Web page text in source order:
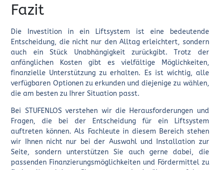
Fazit
Die Investition in ein Liftsystem ist eine bedeutende
Entscheidung, die nicht nur den Alltag erleichtert, sondern
auch ein Stück Unabhängigkeit zurückgibt. Trotz der
anfänglichen Kosten gibt es vielfältige Möglichkeiten,
finanzielle Unterstützung zu erhalten. Es ist wichtig, alle
verfügbaren Optionen zu erkunden und diejenige zu wählen,
die am besten zu Ihrer Situation passt.
Bei STUFENLOS verstehen wir die Herausforderungen und
Fragen, die bei der Entscheidung für ein Liftsystem
auftreten können. Als Fachleute in diesem Bereich stehen
wir Ihnen nicht nur bei der Auswahl und Installation zur
Seite, sondern unterstützen Sie auch gerne dabei, die
passenden Finanzierungsmöglichkeiten und Fördermittel zu